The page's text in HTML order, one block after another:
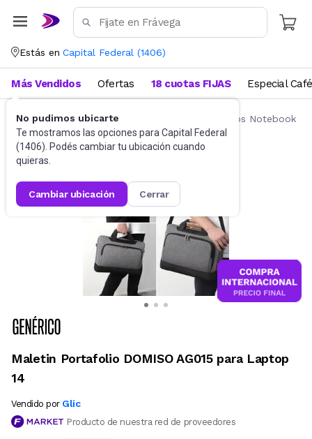
Estás en Capital Federal (1406)
No pudimos ubicarte
Te mostramos las opciones para Capital Federal
(1406). Podés cambiar tu ubicación cuando
quieras.
cambiar ubicación cerrar
Más Vendidos Ofertas 18 cuotas FIJAS Especial Café
Accesorios de Informática Mochilas y Bolsos Notebook
Maletin Portafolio DOMISO AG015 para Laptop
14
Vendido por Glic
Producto de nuestra red de proveedores